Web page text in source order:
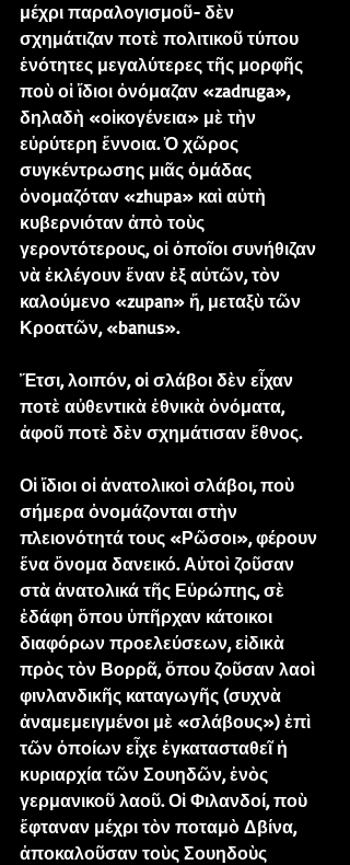
μέχρι παραλογισμοῦ- δὲν
σχημάτιζαν ποτὲ πολιτικοῦ τύπου
ἑνότητες μεγαλύτερες τῆς μορφῆς
ποὺ οἱ ἴδιοι ὀνόμαζαν «zadruga»,
δηλαδὴ «οἰκογένεια» μὲ τὴν
εὐρύτερη ἔννοια. Ὁ χῶρος
συγκέντρωσης μιᾶς ὁμάδας
ὀνομαζόταν «zhupa» καὶ αὐτὴ
κυβερνιόταν ἀπὸ τοὺς
γεροντότερους, οἱ ὁποῖοι συνήθιζαν
νὰ ἐκλέγουν ἕναν ἐξ αὐτῶν, τὸν
καλούμενο «zupan» ἤ, μεταξὺ τῶν
Κροατῶν, «banus».
Ἔτσι, λοιπόν, oἱ σλάβοι δὲν εἶχαν
ποτὲ αὐθεντικὰ ἐθνικὰ ὀνόματα,
ἀφοῦ ποτὲ δὲν σχημάτισαν ἔθνος.
Οἱ ἴδιοι οἱ ἀνατολικοὶ σλάβοι, ποὺ
σήμερα ὀνομάζονται στὴν
πλειονότητά τους «Ρῶσοι», φέρουν
ἕνα ὄνομα δανεικό. Αὐτοὶ ζοῦσαν
στὰ ἀνατολικά τῆς Εὐρώπης, σὲ
ἐδάφη ὅπου ὑπῆρχαν κάτοικοι
διαφόρων προελεύσεων, εἰδικὰ
πρὸς τὸν Βορρᾶ, ὅπου ζοῦσαν λαοὶ
φινλανδικῆς καταγωγῆς (συχνὰ
ἀναμεμειγμένοι μὲ «σλάβους») ἐπὶ
τῶν ὁποίων εἶχε ἐγκατασταθεῖ ἡ
κυριαρχία τῶν Σουηδῶν, ἑνὸς
γερμανικοῦ λαοῦ. Οἱ Φιλανδοί, ποὺ
ἔφταναν μέχρι τὸν ποταμὸ Δβίνα,
ἀποκαλοῦσαν τοὺς Σουηδοὺς